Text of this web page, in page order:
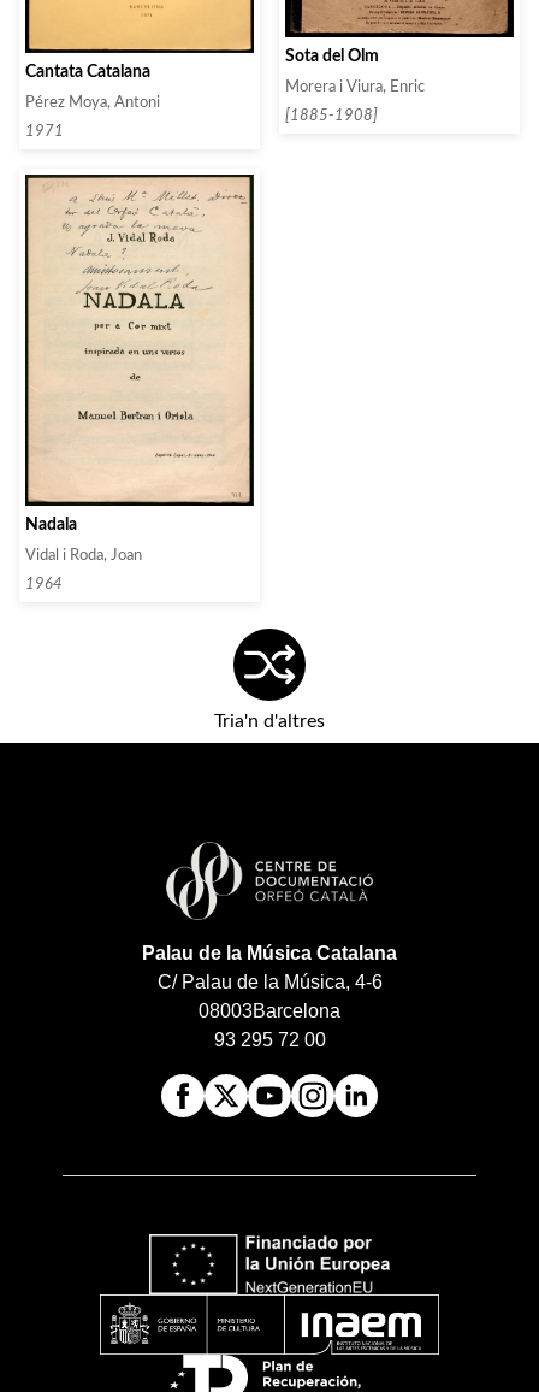
Cantata Catalana
Pérez Moya, Antoni
1971
Sota del Olm
Morera i Viura, Enric
[1885-1908]
Nadala
Vidal i Roda, Joan
1964
Tria'n d'altres
Palau de la Música Catalana
C/ Palau de la Música, 4-6
08003Barcelona
93 295 72 00